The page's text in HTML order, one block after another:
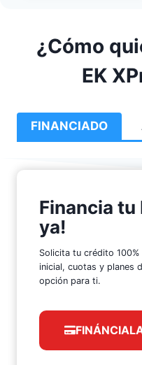
¿Cómo
EK
FINANCIADO
Financia tu
ya!
Solicita tu crédito
inicial, cuotas y planes
opción para ti.